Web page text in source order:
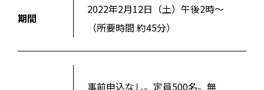
期間
2022年2月12日（土）午後2時〜
（所要時間 約45分）
事前申込なし。定員500名。無